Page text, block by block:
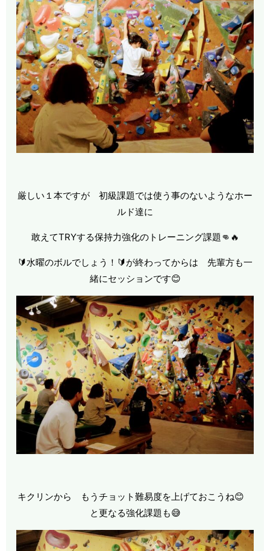
厳しい１本ですが 初級課題では使う事のないようなホー
ルド達に
敢えてTRYする保持力強化のトレーニング課題👊🔥
🔰水曜のボルでしょう！🔰が終わってからは 先輩方も一
緒にセッションです😊
キクリンから もうチョット難易度を上げておこうね😊
と更なる強化課題も😅